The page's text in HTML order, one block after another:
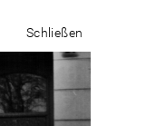
Schließen